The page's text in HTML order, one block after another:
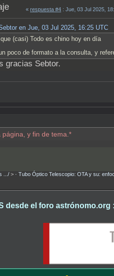
« respuesta #4 : Jue, 03 Jul 2025,
en Jue, 03 Jul 2025, 16:25 UTC
(casi) Todo es chino hoy en día
poco de formato a la consulta, y
gracias Sebtor.
página, y fin de tema.*
.../ > · Tubo Óptico Telescopio: OTA y su:
desde el foro astrónomo.org